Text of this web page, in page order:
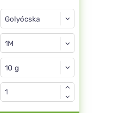
Gyógyszerforma
Golyócska
1M
Golyócska